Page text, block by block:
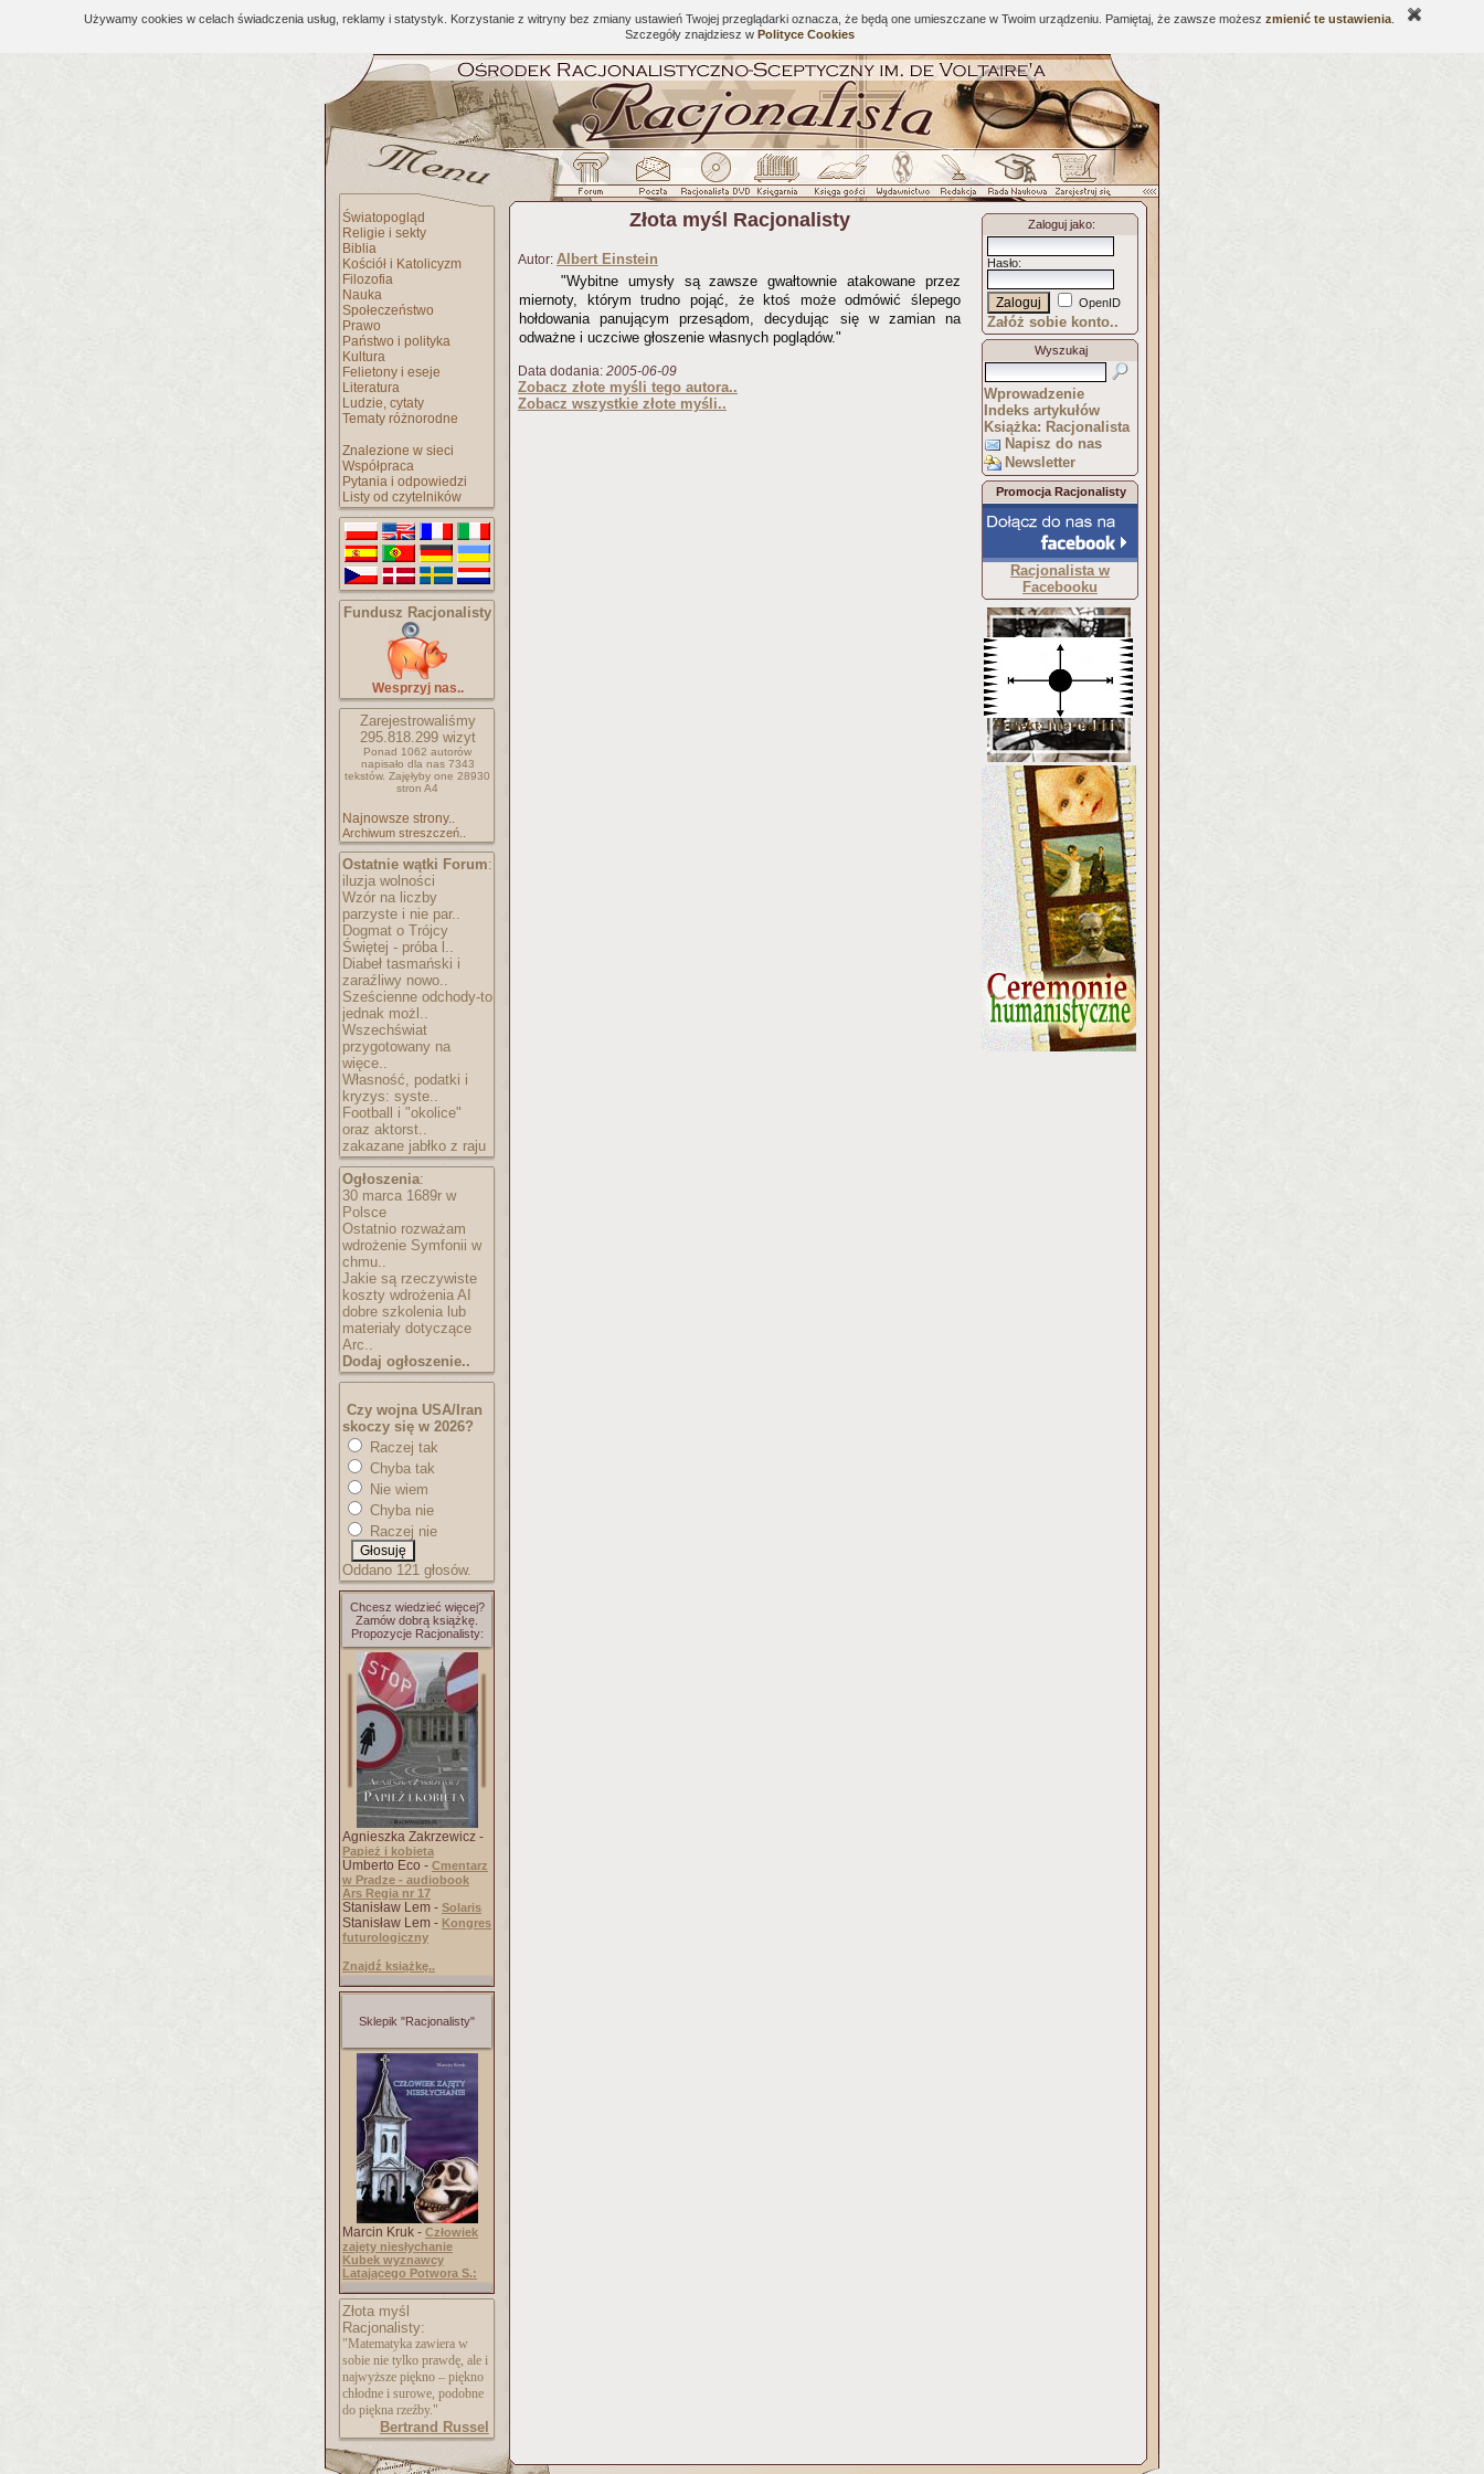
Używamy cookies w celach świadczenia usług, reklamy i statystyk. Korzystanie z witryny bez zmiany ustawień Twojej przeglądarki oznacza, że będą one umieszczane w Twoim urządzeniu. Pamiętaj, że zawsze możesz zmienić te ustawienia
Szczegóły znajdziesz w Polityce Cookies
Światopogląd
Religie i sekty
Biblia
Kościół i Katolicyzm
Filozofia
Nauka
Społeczeństwo
Prawo
Państwo i polityka
Kultura
Felietony i eseje
Literatura
Ludzie, cytaty
Tematy różnorodne
Znalezione w sieci
Współpraca
Pytania i odpowiedzi
Listy od czytelników
Fundusz Racjonalisty
Wesprzyj nas..
Zarejestrowaliśmy
295.818.299wizyt
Ponad 1062 autorów
napisało dla nas 7343
tekstów. Zajęłyby one 28930
stron A4
Najnowsze strony..
Archiwum streszczeń..
Ostatnie wątki Forum:
iluzja wolności
Wzór na liczby
parzyste i nie par..
Dogmat o Trójcy
Świętej - próba l..
Diabeł tasmański i
zaraźliwy nowo..
Sześcienne odchody-to
jednak możl..
Wszechświat
przygotowany na
więce..
Własność, podatki i
kryzys: syste..
Football i "okolice"
oraz aktorst..
zakazane jabłko z raju
Ogłoszenia:
30 marca 1689r w
Polsce
Ostatnio rozważam
wdrożenie Symfonii w
chmu..
Jakie są rzeczywiste
koszty wdrożenia AI
dobre szkolenia lub
materiały dotyczące
Arc..
Dodaj ogłoszenie..
Czy wojna USA/Iran
skoczy się w 2026?
Raczej tak
Chyba tak
Nie wiem
Chyba nie
Raczej nie
Oddano 121 głosów.
Chcesz wiedzieć więcej?
Zamów dobrą książkę.
Propozycje Racjonalisty:
Agnieszka Zakrzewicz -
Papież i kobieta
Umberto Eco - Cmentarz
w Pradze - audiobook
Ars Regia nr 17
Stanisław Lem - Solaris
Stanisław Lem - Kongres
futurologiczny
Znajdź książkę..
Sklepik "Racjonalisty"
Marcin Kruk - Człowiek
zajęty niesłychanie
Kubek wyznawcy
Latającego Potwora S.:
Złota myśl
Racjonalisty:
"Matematyka zawiera w
sobie nie tylko prawdę, ale i
najwyższe piękno – piękno
chłodne i surowe, podobne
do piękna rzeźby."
Bertrand Russel
Złota myśl Racjonalisty
Autor: Albert Einstein
"Wybitne umysły są zawsze gwałtownie atakowane przez
miernoty, którym trudno pojąć, że ktoś może odmówić ślepego
hołdowania panującym przesądom, decydując się w zamian na
odważne i uczciwe głoszenie własnych poglądów."
Data dodania: 2005-06-09
Zobacz złote myśli tego autora..
Zobacz wszystkie złote myśli..
Zaloguj jako:
Hasło:
OpenID
Załóż sobie konto..
Wyszukaj
Wprowadzenie
Indeks artykułów
Książka: Racjonalista
Napisz do nas
Newsletter
Promocja Racjonalisty
Racjonalista w
Facebooku